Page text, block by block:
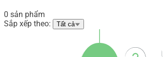
0 sản phẩm
Sắp xếp theo:
Tất cả